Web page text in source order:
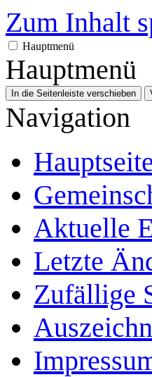
Zum Inhalt
Hauptmenü
Hauptmenü
In die Seitenleiste verschieben
Navigation
Aktuelle
Letzte
Zufällige